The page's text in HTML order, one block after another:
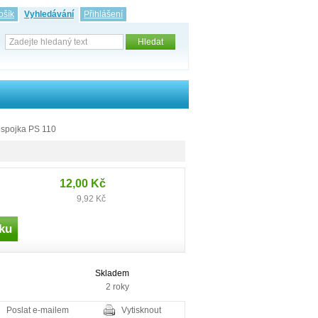
Vyhledávání Přihlášení
PS 110
12,00 Kč
9,92 Kč
Skladem
2 roky
Poslat e-mailem Vytisknout